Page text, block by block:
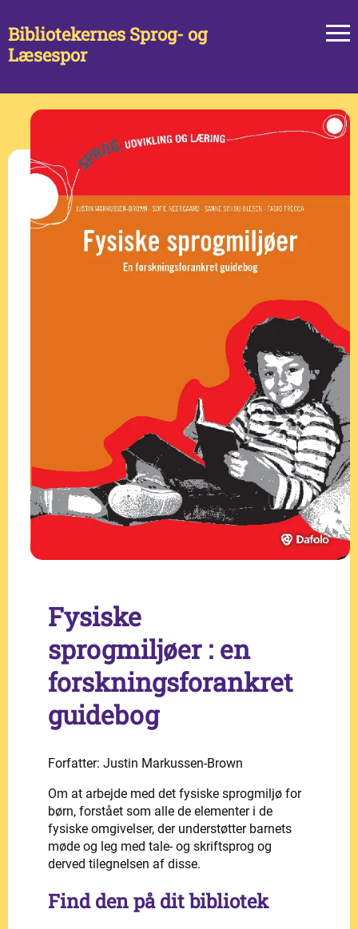
Bibliotekernes Sprog- og
Læsespor
Fysiske
sprogmiljøer : en
forskningsforankret
guidebog
Forfatter: Justin Markussen-Brown
Om at arbejde med det fysiske sprogmiljø for
børn, forstået som alle de elementer i de
fysiske omgivelser, der understøtter barnets
møde og leg med tale- og skriftsprog og
derved tilegnelsen af disse.
Find den på dit bibliotek